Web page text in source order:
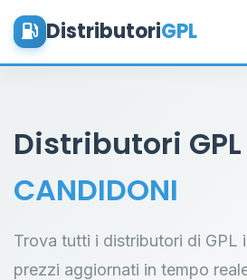
DistributoriGPL
Distributori
CANDIDONI
Trova tutti i distributori di GPL
prezzi aggiornati in tempo